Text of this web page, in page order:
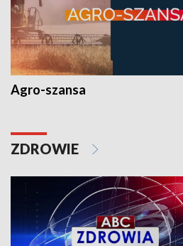
Agro-szansa
ZDROWIE